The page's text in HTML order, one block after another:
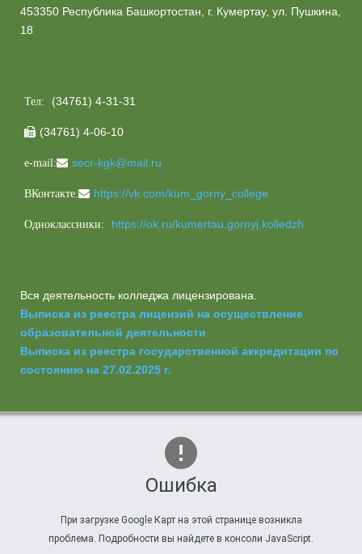
453350 Республика Башкортостан, г. Кумертау, ул. Пушкина,
18
Тел: (34761) 4-31-31
 (34761) 4-06-10
e-mail: secr-kgk@mail.ru
ВКонтакте: https://vk.com/kum_gorny_college
Одноклассники: https://ok.ru/kumertau.gornyj.kolledzh
Вся деятельность колледжа лицензирована.
Выписка из реестра лицензий на осуществление
образовательной деятельности
Выписка из реестра государственной аккредитации по
состоянию на 27.02.2025 г.
Ошибка
При загрузке Google Карт на этой странице возникла
проблема. Подробности вы найдете в консоли JavaScript.